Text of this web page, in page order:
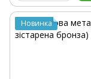
Новинка